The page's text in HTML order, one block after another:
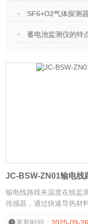
SF6+O2气体探测
蓄电池监测仪的特
JC-BSW-ZN01输电线
输电线路线夹温度在线监
传感器，通过快速导热材
更新时间： 2025-09-26